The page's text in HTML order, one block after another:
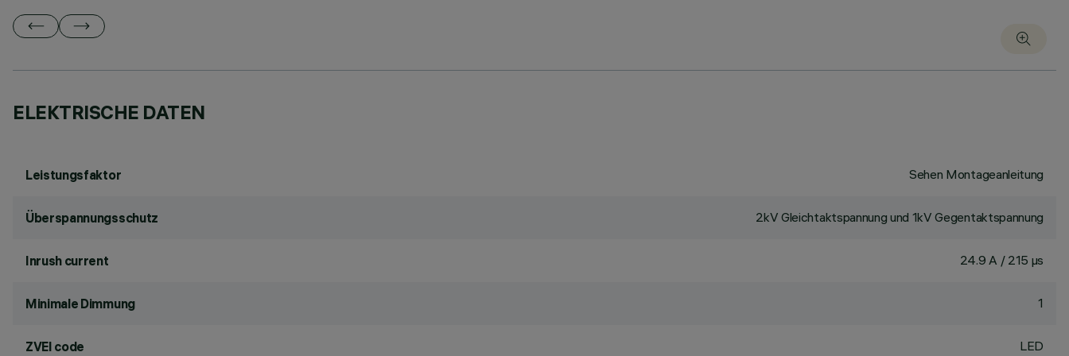
ELEKTRISCHE DATEN
Leistungsfaktor Sehen Montageanleitung
Überspannungsschutz 2kV Gleichtaktspannung und 1kV Gegentaktspannung
Inrush current 24.9 A / 215 µs
Minimale Dimmung 1
ZVEI code LED